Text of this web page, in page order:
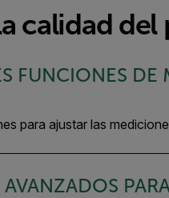
calidad
FUNCIONES
para ajustar las
AVANZADOS